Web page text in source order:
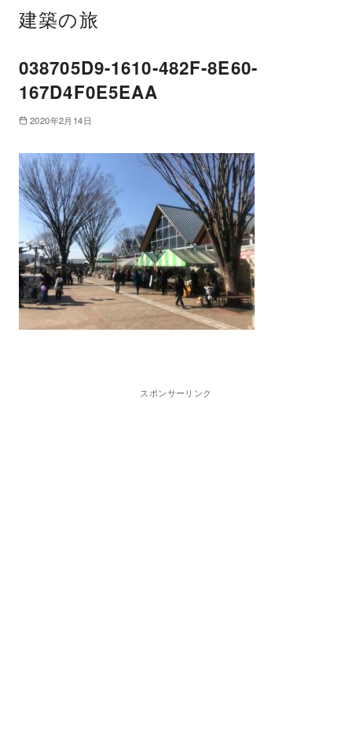
建築の旅
038705D9-1610-482F-8E60-
167D4F0E5EAA
2020年2月14日
スポンサーリンク